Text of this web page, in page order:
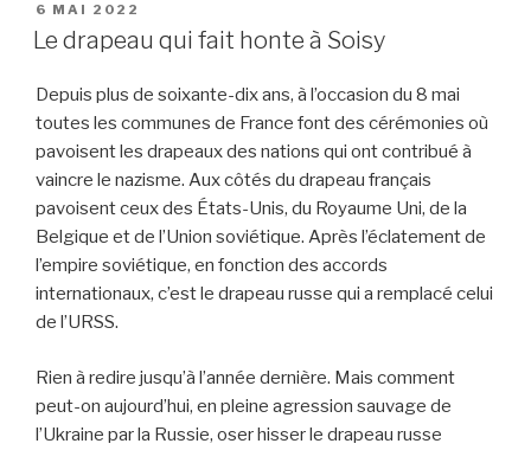
PUBLIÉ
LE
6 MAI 2022
Le drapeau qui fait honte à Soisy
Depuis plus de soixante-dix ans, à l’occasion du 8 mai
toutes les communes de France font des cérémonies où
pavoisent les drapeaux des nations qui ont contribué à
vaincre le nazisme. Aux côtés du drapeau français
pavoisent ceux des États-Unis, du Royaume Uni, de la
Belgique et de l’Union soviétique. Après l’éclatement de
l’empire soviétique, en fonction des accords
internationaux, c’est le drapeau russe qui a remplacé celui
de l’URSS.
Rien à redire jusqu’à l’année dernière. Mais comment
peut-on aujourd’hui, en pleine agression sauvage de
l’Ukraine par la Russie, oser hisser le drapeau russe